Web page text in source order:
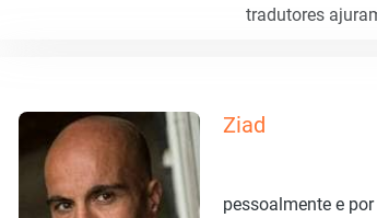
tradutores
Ziad
pessoalmente e